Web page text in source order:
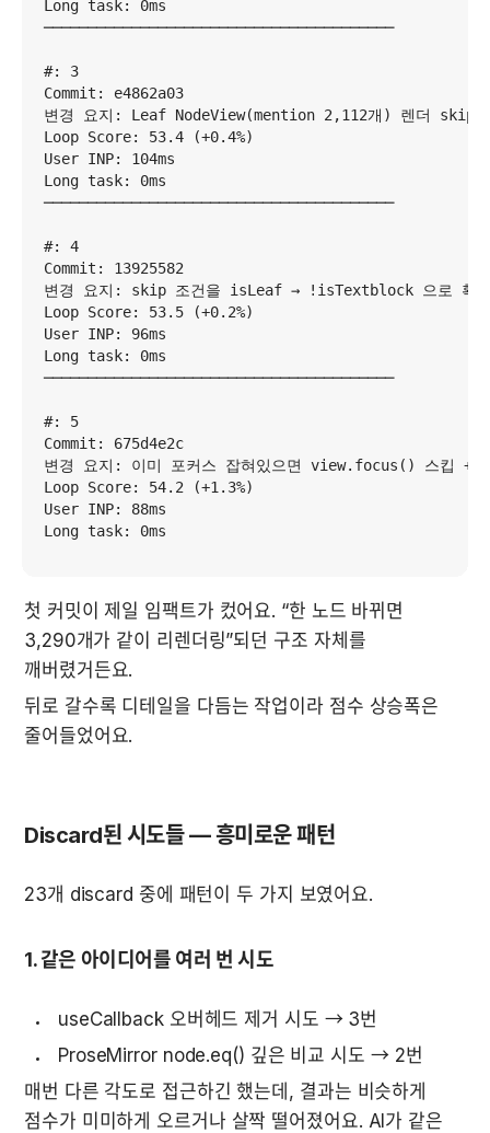
Long task: 0ms
────────────────────────────────────────
#: 3
Commit: e4862a03
변경 요지: Leaf NodeView(mention 2,112개) 렌더 skip
Loop Score: 53.4 (+0.4%)
User INP: 104ms
Long task: 0ms
────────────────────────────────────────
#: 4
Commit: 13925582
변경 요지: skip 조건을 isLeaf → !isTextblock 으로 확
Loop Score: 53.5 (+0.2%)
User INP: 96ms
Long task: 0ms
────────────────────────────────────────
#: 5
Commit: 675d4e2c
변경 요지: 이미 포커스 잡혀있으면 view.focus() 스킵
Loop Score: 54.2 (+1.3%)
User INP: 88ms
Long task: 0ms
첫 커밋이 제일 임팩트가 컸어요. “한 노드 바뀌면
3,290개가 같이 리렌더링”되던 구조 자체를
깨버렸거든요.
뒤로 갈수록 디테일을 다듬는 작업이라 점수 상승폭은
줄어들었어요.
Discard된 시도들 — 흥미로운 패턴
23개 discard 중에 패턴이 두 가지 보였어요.
1. 같은 아이디어를 여러 번 시도
useCallback 오버헤드 제거 시도 → 3번
ProseMirror node.eq() 깊은 비교 시도 → 2번
매번 다른 각도로 접근하긴 했는데, 결과는 비슷하게
점수가 미미하게 오르거나 살짝 떨어졌어요. AI가 같은